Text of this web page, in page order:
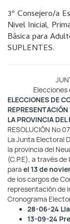
3º Consejero/a
Nivel Inicial,
Básica para
SUPLENTES.
Elecciones
ELECCIONES DE
REPRESENTACIÓN
LA PROVINCIA
RESOLUCIÓN Nº
La Junta Electoral
la provincia del
(C.P.E), a través
para el 13de
de los cargos de
representación de
Cronograma
28-06-24
13-09-24